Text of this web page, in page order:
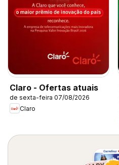
Claro - Ofertas atuais
de sexta-feira 07/08/2026
Claro